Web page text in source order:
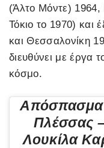
(Άλτο Μόντε) 1964,
Τόκιο το 1970) και
και Θεσσαλονίκη
διευθύνει με έργα
κόσμο.
Απόσπασμα
Πλέσσας –
Λουκίλα